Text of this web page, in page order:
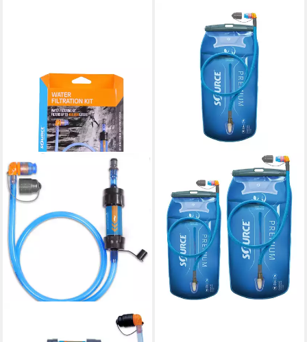
Trinkflasche Tube kit,Sawyer
Trinkblase
ab 41,99 €
lieferbar - in 2-3 Werktagen bei dir